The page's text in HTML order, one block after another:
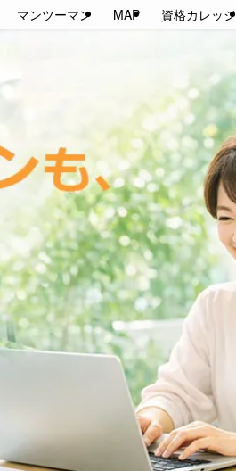
マンツーマン MAP 資格カレッジ